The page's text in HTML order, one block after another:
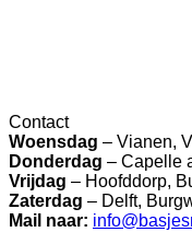
Contact
Woensdag – Vianen,
Donderdag – Capelle
Vrijdag – Hoofddorp,
Zaterdag – Delft,
Mail naar: